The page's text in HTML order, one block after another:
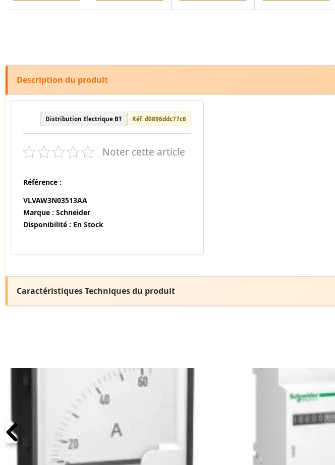
Description du produit
Distribution Electrique BT Réf. d0896ddc77c6
Noter cette article
Référence :
VLVAW3N03513AA
Marque : Schneider
Disponibilité : En Stock
Caractéristiques Techniques du produit